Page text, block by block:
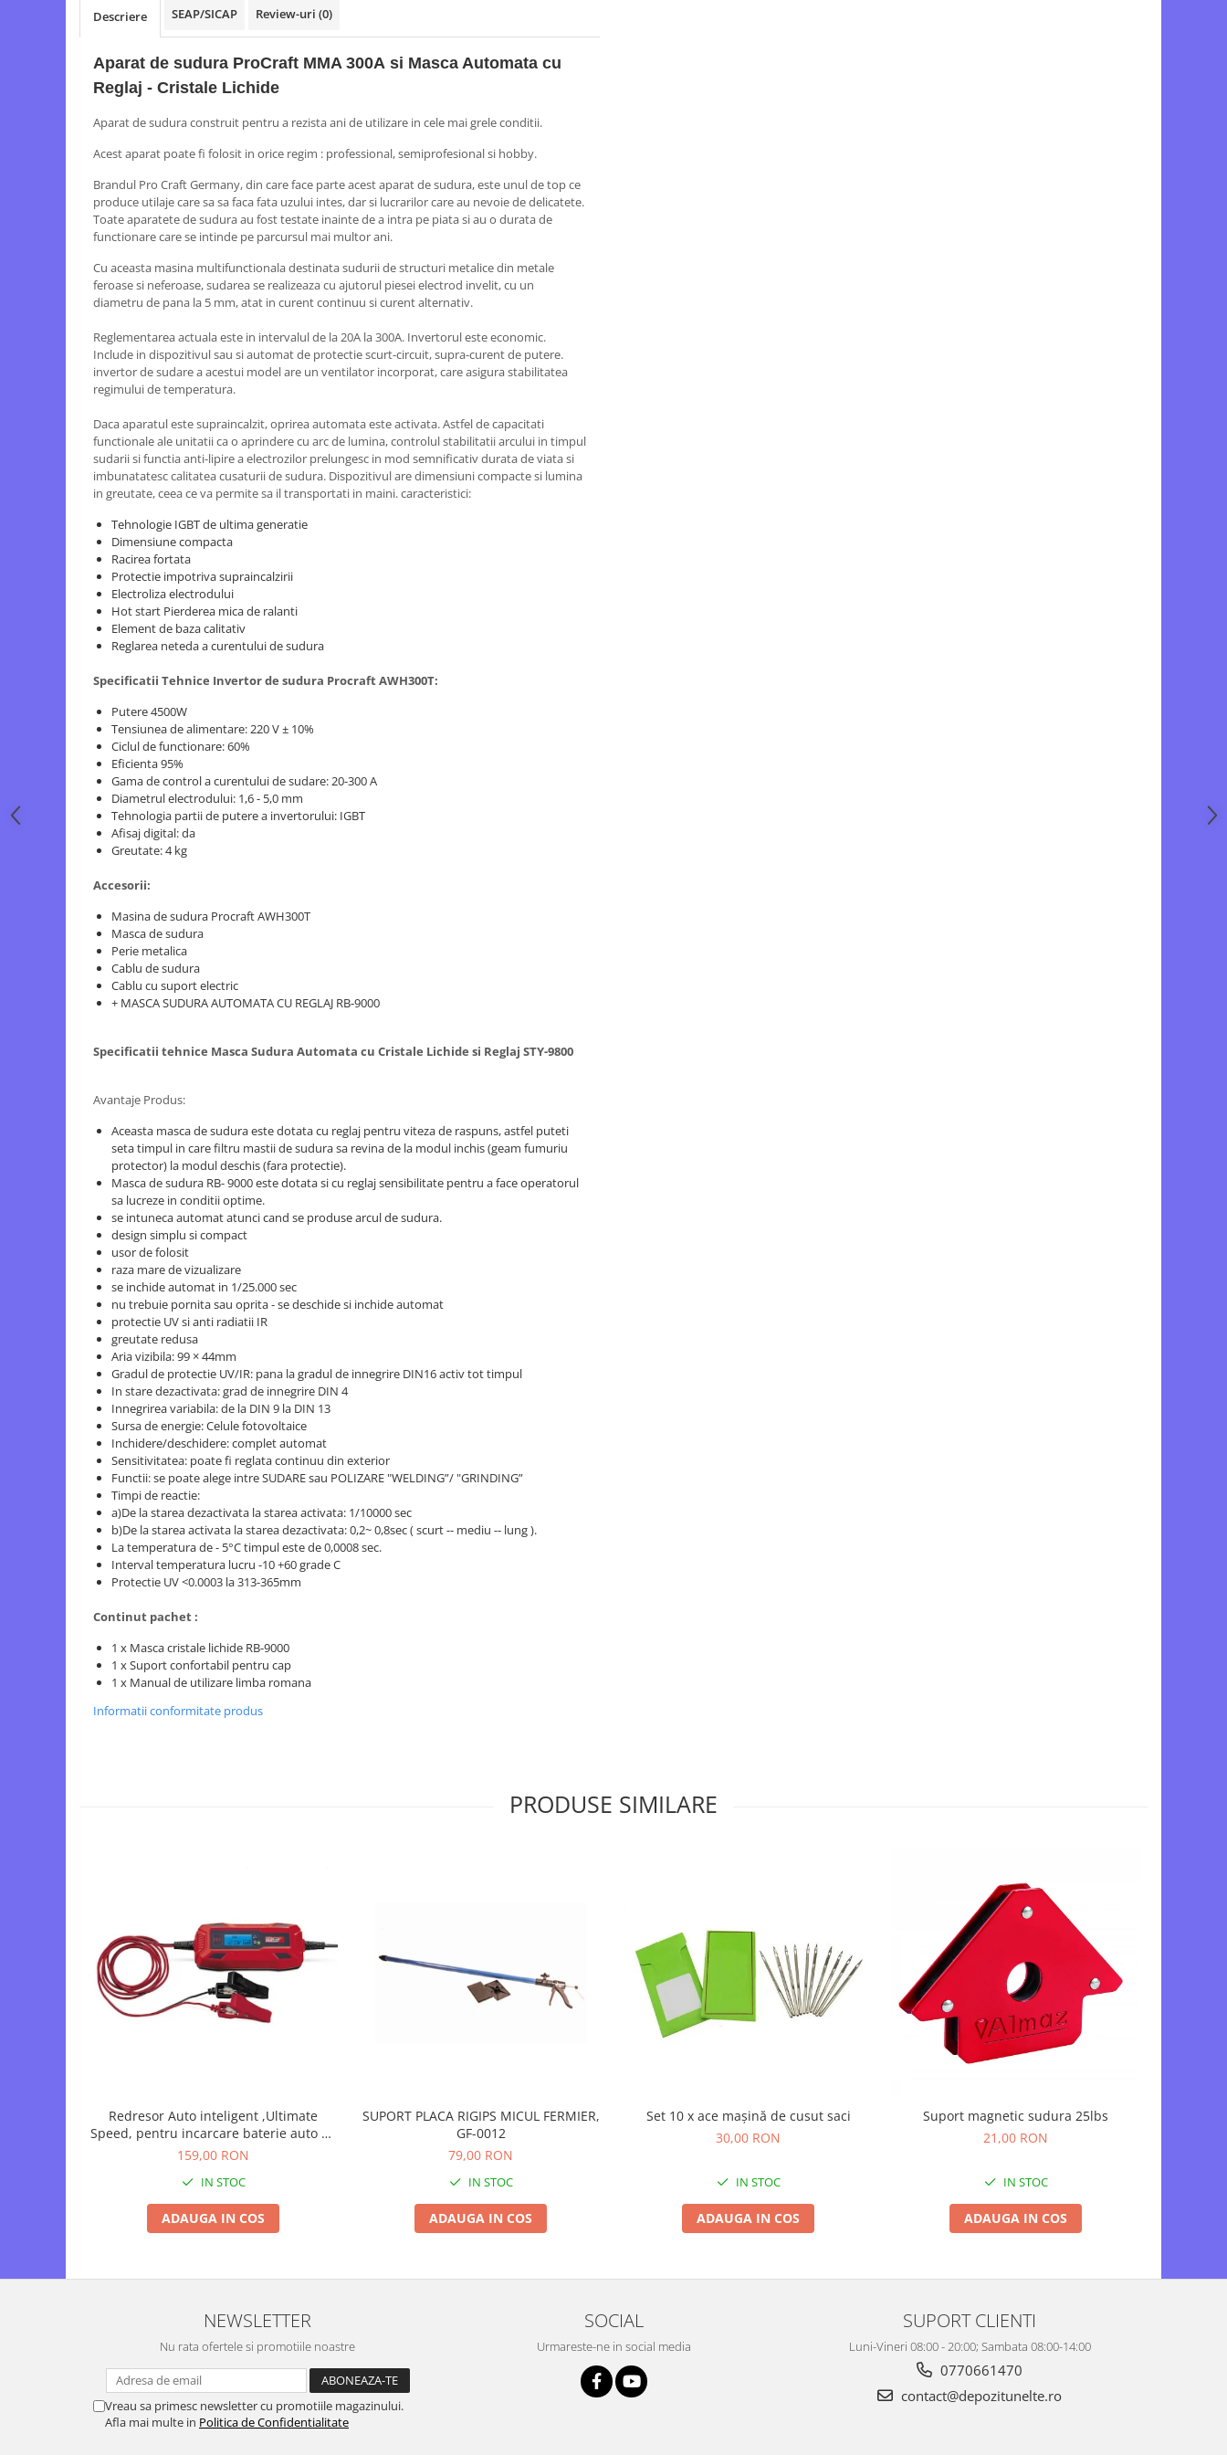
Aparat spalat cu presiune
Batoze porumb
Echipamente pentru atelier
Grill-uri si gratare
Lopeti pentru zapada
Unelte pentru gradina
Drujbe cu acumulator
Drujbe electrice
Drujbe pe benzina
Freze pentru zapada
Instalatii sanitare
Masini de maturat si accesorii
Masini de tuns iarba
Accesorii motocositoare
Accesorii pentru masini de tuns
Tractorase pentru gazon
Mobilier pentru gradina
Mori de macinat cereale
Pompe de apa
Motopompe
Accesorii pentru irigatii
Pompe de apa de suprafata
Pompe recirculare
Pompe submersibile
Sisteme de irigat si stropit
Accesorii pentru ATV
Tocatoare resturi vegetale
Despicatoare de lemne
Granulatoare de furaje
Tocatoare de furaje
Aparate de aer conditionat
Bormasini cu coloana
Masini de cusut saci
Masini de frezat
Suflanta pentru frunze
Capsatoare electrice
Diverse scule de mana
Scule multifuncționale
Telemetre Digitale
Aparate de sudura
Accesorii aparate sudura
Aparate de sudura cu plasma
Invertoare sudura - IGBT / MMA
Accesorii auto
Compresoare aer
Echipamente industriale de
brichetare / peletizare
Echipamente pentru protectia
Pistoale de lipit
Descriere SEAP/SICAP Review-uri (0)
Aparat de sudura ProCraft MMA 300A si Masca Automata cu
Reglaj - Cristale Lichide
Aparat de sudura construit pentru a rezista ani de utilizare in cele mai grele conditii.
Acest aparat poate fi folosit in orice regim : professional, semiprofesional si hobby.
Brandul Pro Craft Germany, din care face parte acest aparat de sudura, este unul de top ce
produce utilaje care sa sa faca fata uzului intes, dar si lucrarilor care au nevoie de delicatete.
Toate aparatete de sudura au fost testate inainte de a intra pe piata si au o durata de
functionare care se intinde pe parcursul mai multor ani.
Cu aceasta masina multifunctionala destinata sudurii de structuri metalice din metale
feroase si neferoase, sudarea se realizeaza cu ajutorul piesei electrod invelit, cu un
diametru de pana la 5 mm, atat in ​​curent continuu si curent alternativ.
Reglementarea actuala este in intervalul de la 20A la 300A. Invertorul este economic.
Include in dispozitivul sau si automat de protectie scurt-circuit, supra-curent de putere.
invertor de sudare a acestui model are un ventilator incorporat, care asigura stabilitatea
regimului de temperatura.
Daca aparatul este supraincalzit, oprirea automata este activata. Astfel de capacitati
functionale ale unitatii ca o aprindere cu arc de lumina, controlul stabilitatii arcului in timpul
sudarii si functia anti-lipire a electrozilor prelungesc in mod semnificativ durata de viata si
imbunatatesc calitatea cusaturii de sudura. Dispozitivul are dimensiuni compacte si lumina
in greutate, ceea ce va permite sa il transportati in maini. caracteristici:
Tehnologie IGBT de ultima generatie
Dimensiune compacta
Racirea fortata
Protectie impotriva supraincalzirii
Electroliza electrodului
Hot start Pierderea mica de ralanti
Element de baza calitativ
Reglarea neteda a curentului de sudura
Specificatii Tehnice Invertor de sudura Procraft AWH300T:
Putere 4500W
Tensiunea de alimentare: 220 V ± 10%
Ciclul de functionare: 60%
Eficienta 95%
Gama de control a curentului de sudare: 20-300 A
Diametrul electrodului: 1,6 - 5,0 mm
Tehnologia partii de putere a invertorului: IGBT
Afisaj digital: da
Greutate: 4 kg
Accesorii:
Masina de sudura Procraft AWH300T
Masca de sudura
Perie metalica
Cablu de sudura
Cablu cu suport electric
+ MASCA SUDURA AUTOMATA CU REGLAJ RB-9000
Specificatii tehnice Masca Sudura Automata cu Cristale Lichide si Reglaj STY-9800
Avantaje Produs:
Aceasta masca de sudura este dotata cu reglaj pentru viteza de raspuns, astfel puteti
seta timpul in care filtru mastii de sudura sa revina de la modul inchis (geam fumuriu
protector) la modul deschis (fara protectie).
Masca de sudura RB- 9000 este dotata si cu reglaj sensibilitate pentru a face operatorul
sa lucreze in conditii optime.
se intuneca automat atunci cand se produse arcul de sudura.
design simplu si compact
usor de folosit
raza mare de vizualizare
se inchide automat in 1/25.000 sec
nu trebuie pornita sau oprita - se deschide si inchide automat
protectie UV si anti radiatii IR
greutate redusa
Aria vizibila: 99 × 44mm
Gradul de protectie UV/IR: pana la gradul de innegrire DIN16 activ tot timpul
In stare dezactivata: grad de innegrire DIN 4
Innegrirea variabila: de la DIN 9 la DIN 13
Sursa de energie: Celule fotovoltaice
Inchidere/deschidere: complet automat
Sensitivitatea: poate fi reglata continuu din exterior
Functii: se poate alege intre SUDARE sau POLIZARE "WELDING”/ "GRINDING”
Timpi de reactie:
a)De la starea dezactivata la starea activata: 1/10000 sec
b)De la starea activata la starea dezactivata: 0,2~ 0,8sec ( scurt -- mediu -- lung ).
La temperatura de - 5°C timpul este de 0,0008 sec.
Interval temperatura lucru -10 +60 grade C
Protectie UV <0.0003 la 313-365mm
Continut pachet :
1 x Masca cristale lichide RB-9000
1 x Suport confortabil pentru cap
1 x Manual de utilizare limba romana
Informatii conformitate produs
PRODUSE SIMILARE
Redresor Auto inteligent ,Ultimate
Speed, pentru incarcare baterie auto 6V
- 12V 120Ah, digital cu microprocesor si
159,00 RON
IN STOC
ADAUGA IN COS
SUPORT PLACA RIGIPS MICUL FERMIER,
GF-0012
79,00 RON
IN STOC
ADAUGA IN COS
Set 10 x ace mașină de cusut saci
30,00 RON
IN STOC
ADAUGA IN COS
Suport magnetic sudura 25lbs
21,00 RON
IN STOC
ADAUGA IN COS
NEWSLETTER
Nu rata ofertele si promotiile noastre
Vreau sa primesc newsletter cu promotiile magazinului.
Afla mai multe in Politica de Confidentialitate
SOCIAL
Urmareste-ne in social media
SUPORT CLIENTI
Luni-Vineri 08:00 - 20:00; Sambata 08:00-14:00
0770661470
contact@depozitunelte.ro